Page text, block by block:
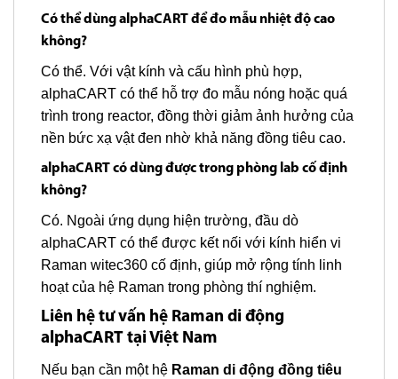
Có thể dùng alphaCART để đo mẫu nhiệt độ cao
không?
Có thể. Với vật kính và cấu hình phù hợp,
alphaCART có thể hỗ trợ đo mẫu nóng hoặc quá
trình trong reactor, đồng thời giảm ảnh hưởng của
nền bức xạ vật đen nhờ khả năng đồng tiêu cao.
alphaCART có dùng được trong phòng lab cố định
không?
Có. Ngoài ứng dụng hiện trường, đầu dò
alphaCART có thể được kết nối với kính hiển vi
Raman witec360 cố định, giúp mở rộng tính linh
hoạt của hệ Raman trong phòng thí nghiệm.
Liên hệ tư vấn hệ Raman di động
alphaCART tại Việt Nam
Nếu bạn cần một hệ Raman di động đồng tiêu